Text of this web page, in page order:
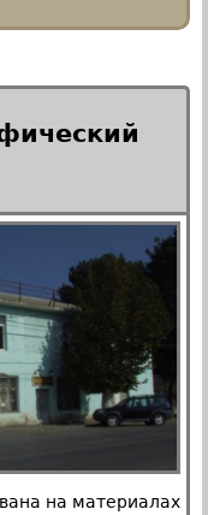
на материалах